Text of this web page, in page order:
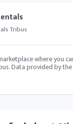
Tribus
where you
Data provided by